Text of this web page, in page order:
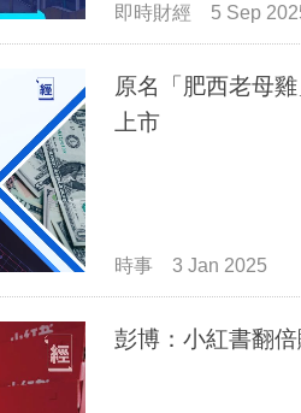
即時財經 5 Sep
原名「肥西老母
上市
時事 3 Jan 2025
彭博：小紅書翻